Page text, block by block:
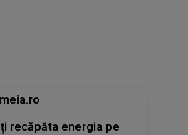
recăpăta energia pe